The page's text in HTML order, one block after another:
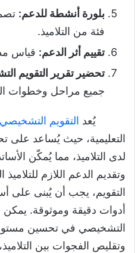
بلورة أنشطة للدعم:
فئة من التلاميذ.
تقييم أثر الدعم: قياس
تحضير تقرير التقويم
جميع مراحل وخطوات
يُعد التقويم التشخيصي
التعليمية، حيث يُساعد على
لدى التلاميذ، مما يُمكّن
وتقديم الدعم اللازم للتلاميذ
التقويم، يجب أن يُبنى
أدوات دقيقة وموثوقة. يمكن
التشخيصي في تحسين
وتقليص الفجوات بين